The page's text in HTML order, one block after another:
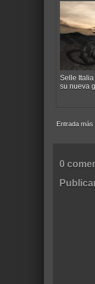
Selle
su nueva
Entrada más
0